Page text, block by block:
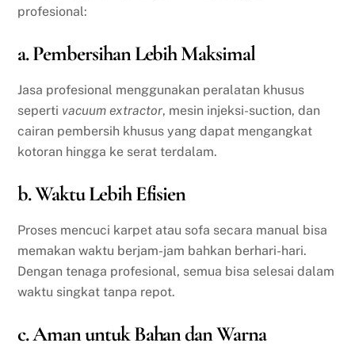
profesional:
a. Pembersihan Lebih Maksimal
Jasa profesional menggunakan peralatan khusus
seperti vacuum extractor, mesin injeksi-suction, dan
cairan pembersih khusus yang dapat mengangkat
kotoran hingga ke serat terdalam.
b. Waktu Lebih Efisien
Proses mencuci karpet atau sofa secara manual bisa
memakan waktu berjam-jam bahkan berhari-hari.
Dengan tenaga profesional, semua bisa selesai dalam
waktu singkat tanpa repot.
c. Aman untuk Bahan dan Warna